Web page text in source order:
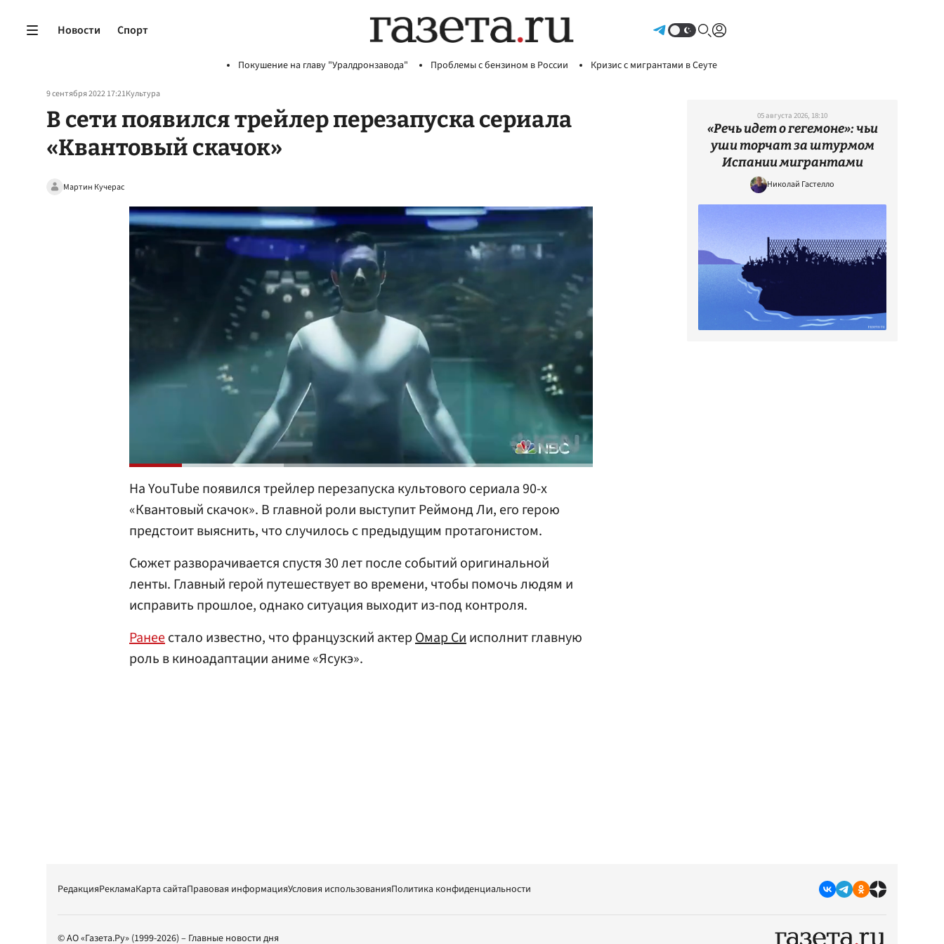
Новости Спорт
Покушение на главу "Уралдронзавода" Проблемы с бензином в России Кризис с мигрантами в Сеуте
9 сентября 2022 17:21Культура
В сети появился трейлер перезапуска сериала
«Квантовый скачок»
Мартин Кучерас
На YouTube появился трейлер перезапуска культового сериала 90-х
«Квантовый скачок». В главной роли выступит Реймонд Ли, его герою
предстоит выяснить, что случилось с предыдущим протагонистом.
Сюжет разворачивается спустя 30 лет после событий оригинальной
ленты. Главный герой путешествует во времени, чтобы помочь людям и
исправить прошлое, однако ситуация выходит из-под контроля.
Ранеестало известно, что французский актерОмар Сиисполнит главную
роль в киноадаптации аниме «Ясукэ».
05 августа 2026, 18:10
«Речь идет о гегемоне»: чьи
уши торчат за штурмом
Испании мигрантами
Николай Гастелло
РедакцияРекламаКарта сайтаПравовая информацияУсловия использованияПолитика конфиденциальности
© АО «Газета.Ру» (1999-2026) – Главные новости дня